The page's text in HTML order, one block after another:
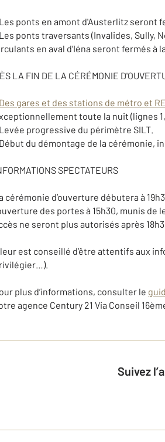
ponts en amont d'Austerlitz seront
ponts traversants (Invalides, Sully,
en aval d’Iéna seront fermés à
LA FIN DE LA CÉRÉMONIE
Des gares et des stations de métro et
toute la nuit (lignes 1,
progressive du périmètre SILT.
du démontage de la cérémonie,
SPECTATEURS
cérémonie d’ouverture débutera à
des portes à 15h30, munis de
ne seront plus autorisés après
est conseillé d’être attentifs aux
plus d’informations, consulter le
agence Century 21 Via Conseil
Suivez